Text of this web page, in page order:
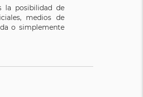
la posibilidad de
medios de
o simplemente